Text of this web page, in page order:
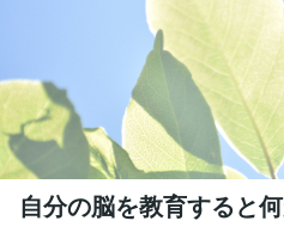
自分の脳を教育すると